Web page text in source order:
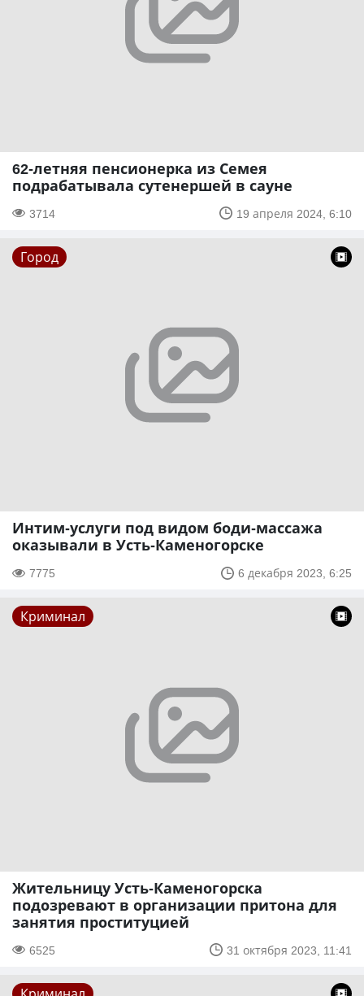
62-летняя пенсионерка из Семея
подрабатывала сутенершей в сауне
3714 19 апреля 2024, 6:10
Город
Интим-услуги под видом боди-массажа
оказывали в Усть-Каменогорске
7775 6 декабря 2023, 6:25
Криминал
Жительницу Усть-Каменогорска
подозревают в организации притона для
занятия проституцией
6525 31 октября 2023, 11:41